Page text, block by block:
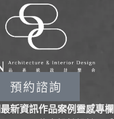
預約諮詢
最新資訊作品案例 靈感專欄